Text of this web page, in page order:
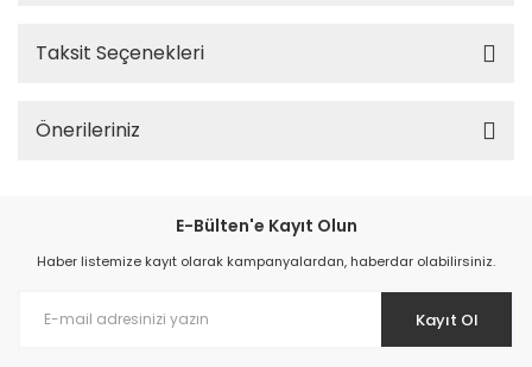
Taksit Seçenekleri
Önerileriniz
E-Bülten'e Kayıt Olun
Haber listemize kayıt olarak kampanyalardan, haberdar olabilirsiniz.
Kayıt Ol